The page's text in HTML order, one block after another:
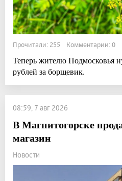
Прочитали: 255 Комментарии: 0
Теперь жителю Подмосковья
рублей за борщевик.
08:59, 7 авг 2026
В Магнитогорске
магазин
Новости